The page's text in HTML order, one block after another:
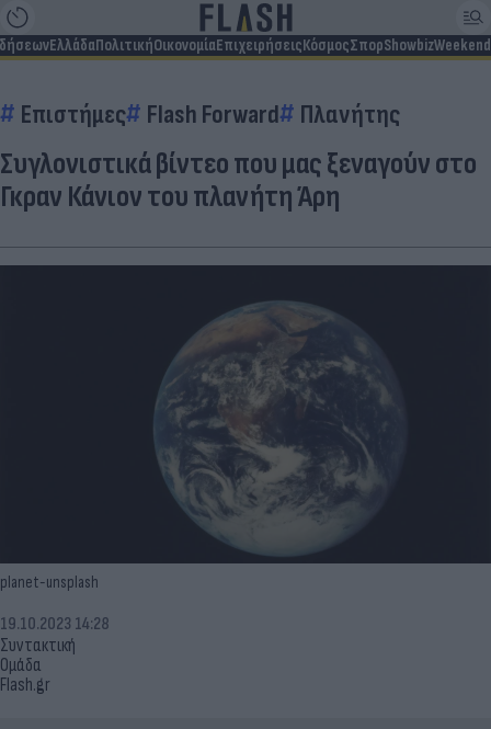
ΕλλάδαΠολιτικήΟικονομίαΕπιχειρήσειςΚόσμοςΣπορShowbizWeekend
Επιστήμες Flash Forward Πλανήτης
Συγλονιστικά βίντεο που μας ξεναγούν στο
Γκραν Κάνιον του πλανήτη Άρη
planet-unsplash
Συντακτική
Ομάδα
Flash.gr
19.10.2023 14:28